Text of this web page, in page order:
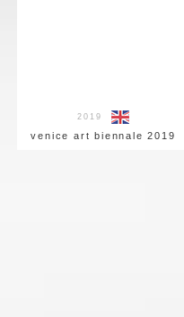
2019
venice art biennale 2019